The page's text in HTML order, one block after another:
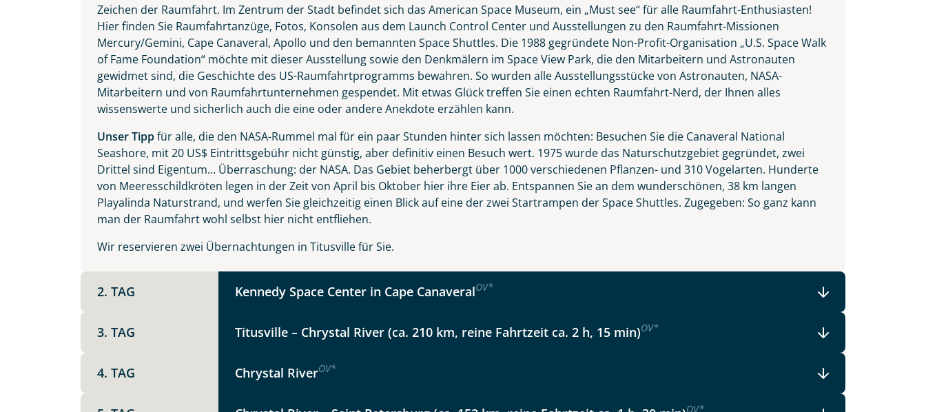
Merkliste
Keine Reisen auf der Merkliste
Teile diese Reise
USA Florida Highlights mit Key West
Facebook
X WhatsApp
angesagten DJ-Clubs die Nacht zum Tag.
Zeichen der Raumfahrt. Im Zentrum der Stadt befindet sich das American Space Museum, ein „Must see“ für alle Raumfahrt-Enthusiasten!
Hier finden Sie Raumfahrtanzüge, Fotos, Konsolen aus dem Launch Control Center und Ausstellungen zu den Raumfahrt-Missionen
Mercury/Gemini, Cape Canaveral, Apollo und den bemannten Space Shuttles. Die 1988 gegründete Non-Profit-Organisation „U.S. Space Walk
of Fame Foundation“ möchte mit dieser Ausstellung sowie den Denkmälern im Space View Park, die den Mitarbeitern und Astronauten
gewidmet sind, die Geschichte des US-Raumfahrtprogramms bewahren. So wurden alle Ausstellungsstücke von Astronauten, NASA-
Mitarbeitern und von Raumfahrtunternehmen gespendet. Mit etwas Glück treffen Sie einen echten Raumfahrt-Nerd, der Ihnen alles
wissenswerte und sicherlich auch die eine oder andere Anekdote erzählen kann.
Unser Tippfür alle, die den NASA-Rummel mal für ein paar Stunden hinter sich lassen möchten: Besuchen Sie die Canaveral National
Seashore, mit 20 US$ Eintrittsgebühr nicht günstig, aber definitiv einen Besuch wert. 1975 wurde das Naturschutzgebiet gegründet, zwei
Drittel sind Eigentum… Überraschung: der NASA. Das Gebiet beherbergt über 1000 verschiedenen Pflanzen- und 310 Vogelarten. Hunderte
von Meeresschildkröten legen in der Zeit von April bis Oktober hier ihre Eier ab. Entspannen Sie an dem wunderschönen, 38 km langen
Playalinda Naturstrand, und werfen Sie gleichzeitig einen Blick auf eine der zwei Startrampen der Space Shuttles. Zugegeben: So ganz kann
man der Raumfahrt wohl selbst hier nicht entfliehen.
Wir reservieren zwei Übernachtungen in Titusville für Sie.
2. TAG Kennedy Space Center in Cape CanaveralOV*
3. TAG Titusville – Chrystal River (ca. 210 km, reine Fahrtzeit ca. 2 h, 15 min)OV*
4. TAG Chrystal RiverOV*
OV*
Vorname Nachname
E-Mail* Telefon
Angaben zur Reise
Anzahl Erwachsener Anzahl Kinder Alter
Reisebeginn